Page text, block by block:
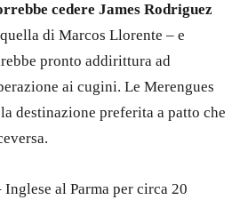
cedere James Rodriguez
di Marcos Llorente – e
pronto addirittura ad
ai cugini. Le Merengues
destinazione preferita a patto che
Inglese al Parma per circa 20